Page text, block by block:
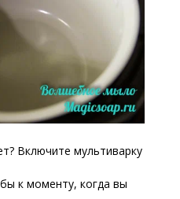
Включите мультиварку
к моменту, когда вы